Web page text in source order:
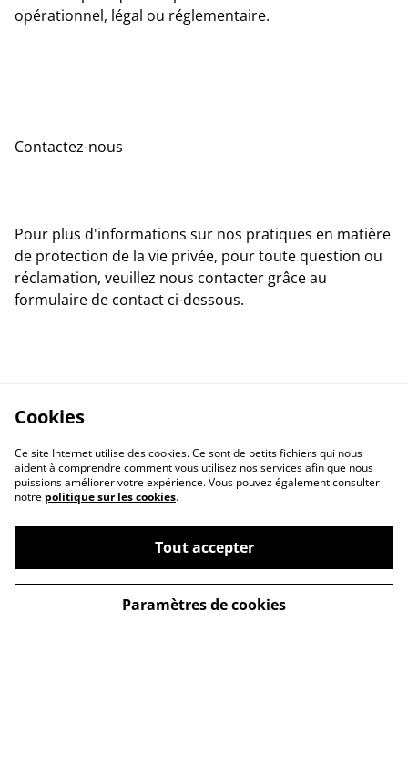
opérationnel, légal ou réglementaire.
Contactez-nous
Pour plus d'informations sur nos pratiques en matière
de protection de la vie privée, pour toute question ou
réclamation, veuillez nous contacter grâce au
formulaire de contact ci-dessous.
Cookies
Ce site Internet utilise des cookies. Ce sont de petits fichiers qui nous
aident à comprendre comment vous utilisez nos services afin que nous
puissions améliorer votre expérience. Vous pouvez également consulter
notre politique sur les cookies.
Tout accepter
Paramètres de cookies